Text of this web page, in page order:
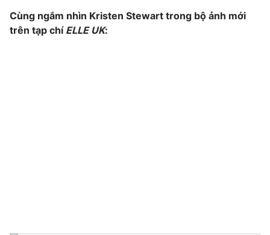
Chất lượng cuộc sống
Học trực tuyến
Công nghệ
Hitech Công nghệ tương lai
Cùng ngắm nhìn Kristen Stewart trong bộ ảnh mới
trên tạp chí ELLE UK: